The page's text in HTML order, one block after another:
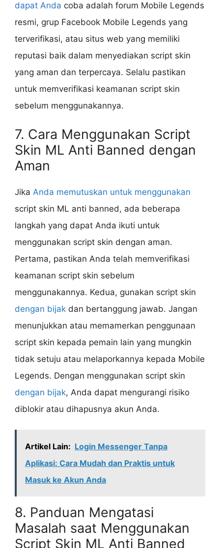
dapat Anda coba adalah forum Mobile Legends
resmi, grup Facebook Mobile Legends yang
terverifikasi, atau situs web yang memiliki
reputasi baik dalam menyediakan script skin
yang aman dan terpercaya. Selalu pastikan
untuk memverifikasi keamanan script skin
sebelum menggunakannya.
7. Cara Menggunakan Script
Skin ML Anti Banned dengan
Aman
Jika Anda memutuskan untuk menggunakan
script skin ML anti banned, ada beberapa
langkah yang dapat Anda ikuti untuk
menggunakan script skin dengan aman.
Pertama, pastikan Anda telah memverifikasi
keamanan script skin sebelum
menggunakannya. Kedua, gunakan script skin
dengan bijak dan bertanggung jawab. Jangan
menunjukkan atau memamerkan penggunaan
script skin kepada pemain lain yang mungkin
tidak setuju atau melaporkannya kepada Mobile
Legends. Dengan menggunakan script skin
dengan bijak, Anda dapat mengurangi risiko
diblokir atau dihapusnya akun Anda.
Artikel Lain: Login Messenger Tanpa
Aplikasi: Cara Mudah dan Praktis untuk
Masuk ke Akun Anda
8. Panduan Mengatasi
Masalah saat Menggunakan
Script Skin ML Anti Banned